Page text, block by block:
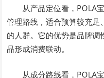
从产品定位看，POLA
管理路线，适合预算较充足
的人群。它的优势是品牌
品形成消费联动。
从成分路线看，POLA